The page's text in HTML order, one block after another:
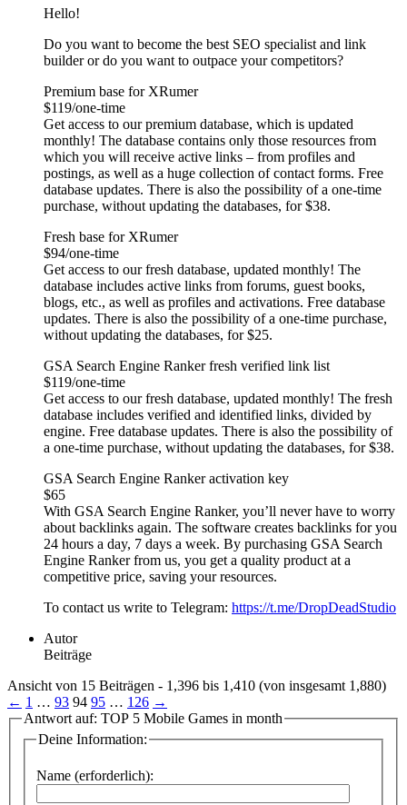
Hello!
Do you want to become the best SEO specialist and link
builder or do you want to outpace your competitors?
Premium base for XRumer
$119/one-time
Get access to our premium database, which is updated
monthly! The database contains only those resources from
which you will receive active links – from profiles and
postings, as well as a huge collection of contact forms. Free
database updates. There is also the possibility of a one-time
purchase, without updating the databases, for $38.
Fresh base for XRumer
$94/one-time
Get access to our fresh database, updated monthly! The
database includes active links from forums, guest books,
blogs, etc., as well as profiles and activations. Free database
updates. There is also the possibility of a one-time purchase,
without updating the databases, for $25.
GSA Search Engine Ranker fresh verified link list
$119/one-time
Get access to our fresh database, updated monthly! The fresh
database includes verified and identified links, divided by
engine. Free database updates. There is also the possibility of
a one-time purchase, without updating the databases, for $38.
GSA Search Engine Ranker activation key
$65
With GSA Search Engine Ranker, you’ll never have to worry
about backlinks again. The software creates backlinks for you
24 hours a day, 7 days a week. By purchasing GSA Search
Engine Ranker from us, you get a quality product at a
competitive price, saving your resources.
To contact us write to Telegram: https://t.me/DropDeadStudio
Autor
Beiträge
Ansicht von 15 Beiträgen - 1,396 bis 1,410 (von insgesamt 1,880)
← 1 … 93 94 95 … 126 →
Antwort auf: TOP 5 Mobile Games in month
Deine Information:
Name (erforderlich):